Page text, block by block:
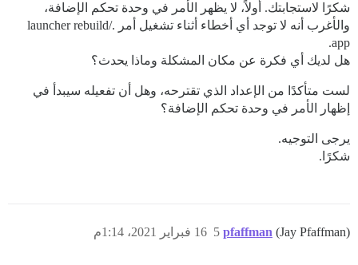
شكرًا لاستجابتك. أولاً، لا يظهر الأمر في وحدة تحكم الإضافة،
والأغرب أنه لا توجد أي أخطاء أثناء تشغيل أمر ./launcher rebuild
app.
هل لديك أي فكرة عن مكان المشكلة وماذا يحدث؟
لست متأكدًا من الإعداد الذي تقترحه، وهل أن تفعيله سيبدأ في
إظهار الأمر في وحدة تحكم الإضافة؟
يرجى التوجيه.
شكرًا.
pfaffman (Jay Pfaffman) 16 فبراير 2021، 1:14م 5